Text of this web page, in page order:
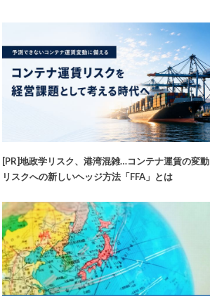
[PR]地政学リスク、港湾混雑…コンテナ運賃の変動
リスクへの新しいヘッジ方法「FFA」とは